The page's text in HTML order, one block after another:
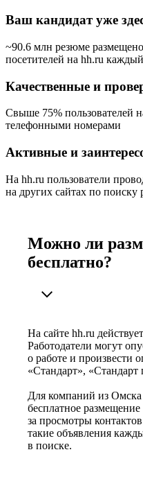
Ваш кандидат уже
~90.6 млн резюме
посетителей на hh.ru
Качественные и
Свыше 75% пользователей
телефонными номерами
Активные и
На hh.ru пользователи
на других сайтах по поиску
Можно ли
бесплатно?
На сайте hh.ru
Работодатели могут
о работе и произвести
«Стандарт»,
Для компаний из
бесплатное размещение
за просмотры
такие объявления
в поиске.